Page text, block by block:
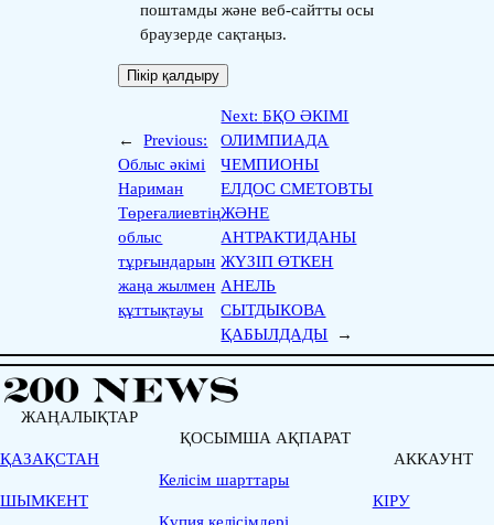
поштамды және веб-сайтты осы
браузерде сақтаңыз.
←
Previous:
Облыс әкімі
Нариман
Төреғалиевтің
облыс
тұрғындарын
жаңа жылмен
құттықтауы
Next:БҚО ӘКІМІ
ОЛИМПИАДА
ЧЕМПИОНЫ
ЕЛДОС СМЕТОВТЫ
ЖӘНЕ
АНТРАКТИДАНЫ
ЖҮЗІП ӨТКЕН
АНЕЛЬ
СЫТДЫКОВА
ҚАБЫЛДАДЫ
→
ЖАҢАЛЫҚТАР
ҚАЗАҚСТАН
ШЫМКЕНТ
ҚОСЫМША АҚПАРАТ
Келісім шарттары
АККАУНТ
КІРУ